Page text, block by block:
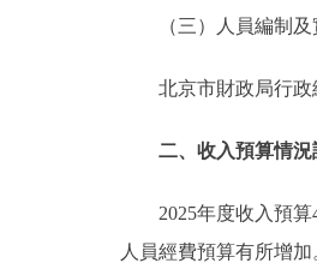
（三）人員編制及
北京市財政局行政編
二、收入預算情況
2025年度收入預算
人員經費預算有所增加